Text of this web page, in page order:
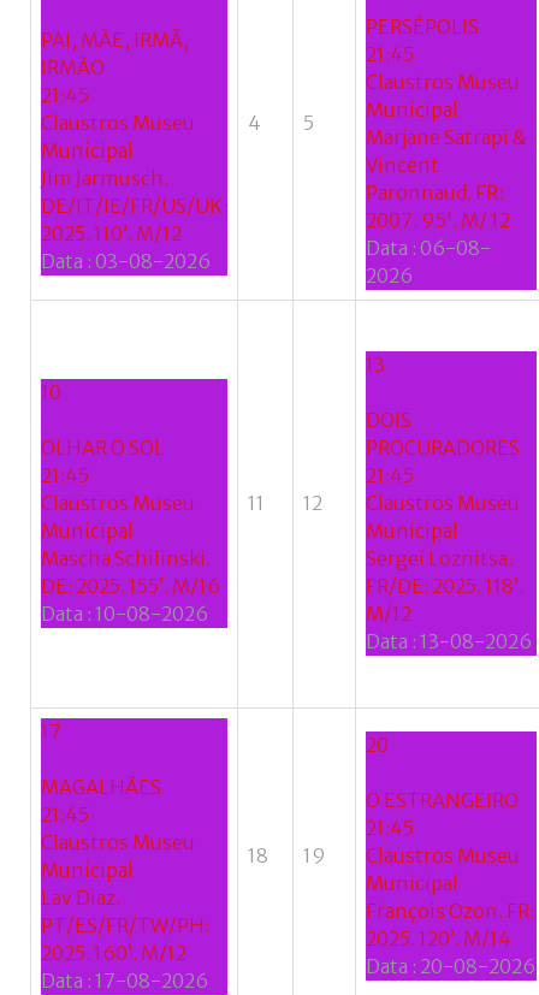
PAI, MÃE, IRMÃ,
IRMÃO
21:45
Claustros Museu
Municipal
Jim Jarmusch.
DE/IT/IE/FR/US/UK:
2025. 110’. M/12
Data : 03-08-2026
4 5
PERSÉPOLIS
21:45
Claustros Museu
Municipal
Marjane Satrapi &
Vincent
Paronnaud. FR:
2007. 95'. M/ 12
Data : 06-08-
2026
10
OLHAR O SOL
21:45
Claustros Museu
Municipal
Mascha Schilinski.
DE: 2025. 155’. M/16
Data : 10-08-2026
11 12
13
DOIS
PROCURADORES
21:45
Claustros Museu
Municipal
Sergei Loznitsa.
FR/DE: 2025. 118’.
M/12
Data : 13-08-2026
17
MAGALHÃES
21:45
Claustros Museu
Municipal
Lav Diaz.
PT/ES/FR/TW/PH:
2025. 160’. M/12
Data : 17-08-2026
18 19
20
O ESTRANGEIRO
21:45
Claustros Museu
Municipal
François Ozon. FR:
2025. 120’. M/14
Data : 20-08-2026